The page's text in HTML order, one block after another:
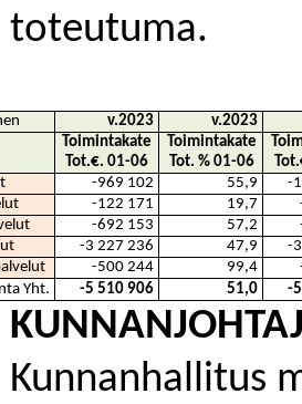
toteutuma.
v.2023 v.2023
Toimintakate
Tot.€. 01-06
Toimintakate
Tot. % 01-06
-969 102 55,9
-
-122 171 19,7
-692 153 57,2
-3 227 236 47,9
-
-500 244 99,4
Yht.
-5 510 906 51,0 -
Kunnanhallitus